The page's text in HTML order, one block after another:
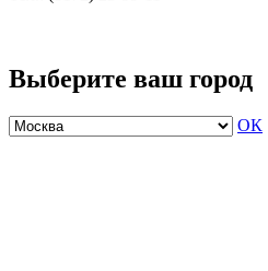
Выберите ваш город
ОК